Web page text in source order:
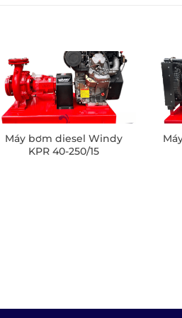
Máy bơm diesel Windy
KPR 40-250/15